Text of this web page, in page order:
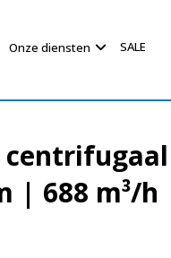
Onze diensten SALE
| 688 m³/h